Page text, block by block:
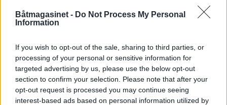
Båtmagasinet - Do Not Process My Personal
Information
If you wish to opt-out of the sale, sharing to third parties, or
processing of your personal or sensitive information for
targeted advertising by us, please use the below opt-out
section to confirm your selection. Please note that after your
opt-out request is processed you may continue seeing
interest-based ads based on personal information utilized by
PLUS